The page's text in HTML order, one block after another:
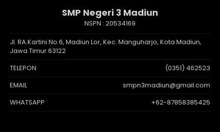
SMP Negeri 3 Madiun
NSPN : 20534169
Jl. RA.Kartini No.6, Madiun Lor, Kec. Manguharjo, Kota Madiun,
Jawa Timur 63122
TELEPON
(0351) 462523
EMAIL
smpn3madiun@gmail.com
WHATSAPP
+62-87858385425